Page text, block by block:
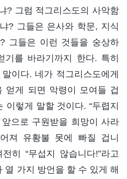
? 그럼 적그리스도의 사악함
? 그들은 은사와 학문, 지식
그들은 이런 것들을 숭상하
기를 바라기까지 한다. 특히
이다. 네가 적그리스도에게
얻게 되면 악령이 모여들 겁
이렇게 말할 것이다. “두렵지
앞으로 구원받을 희망이 사라
져 유황불 못에 빠질 겁니
히 “무섭지 않습니다!”라고
열 가지 방언을 할 수 있게 해